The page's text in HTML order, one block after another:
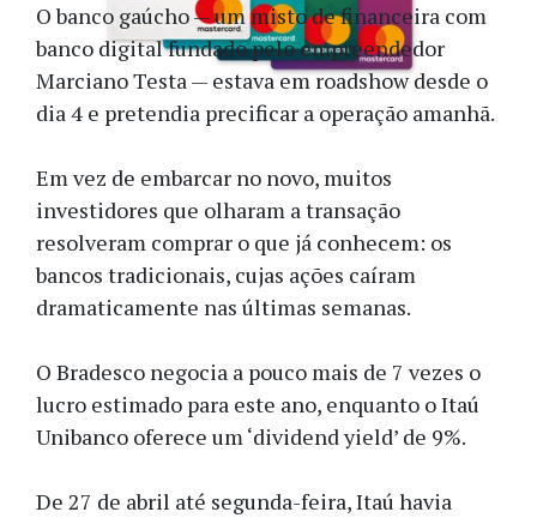
O banco gaúcho — um misto de financeira com
banco digital fundado pelo empreendedor
Marciano Testa — estava em roadshow desde o
dia 4 e pretendia precificar a operação amanhã.
Em vez de embarcar no novo, muitos
investidores que olharam a transação
resolveram comprar o que já conhecem: os
bancos tradicionais, cujas ações caíram
dramaticamente nas últimas semanas.
O Bradesco negocia a pouco mais de 7 vezes o
lucro estimado para este ano, enquanto o Itaú
Unibanco oferece um ‘dividend yield’ de 9%.
De 27 de abril até segunda-feira, Itaú havia